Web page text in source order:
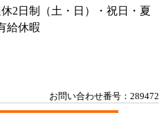
2日制（土・日）・祝日・夏
給休暇
お問い合わせ番号：289472